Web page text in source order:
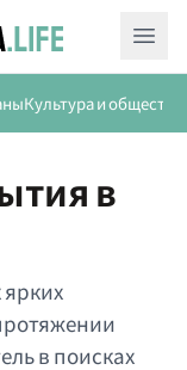
Культура и общество
в
в поисках